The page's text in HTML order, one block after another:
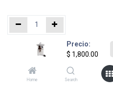
Precio:
$ 1,800.00
Home Search
Añadir al carrito
Agregar a la lista de deseos